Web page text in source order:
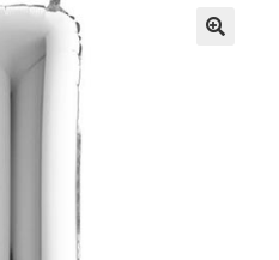
Rozwiń